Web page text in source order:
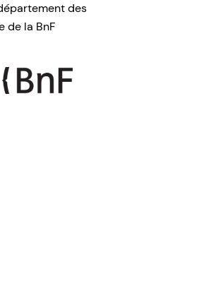
des
de la BnF